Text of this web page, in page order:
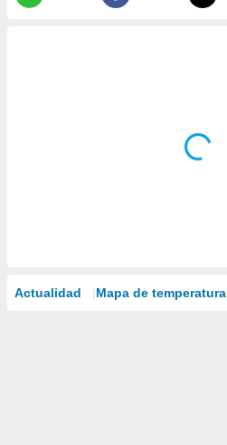
Actualidad Mapa de temperatura